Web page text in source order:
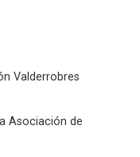
Valderrobres
Asociación de